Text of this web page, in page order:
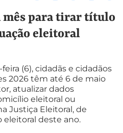
mês para tirar título
eleitoral
(6), cidadãs e cidadãos
2026 têm até 6 de maio
atualizar dados
eleitoral ou
Justiça Eleitoral, de
eleitoral deste ano.